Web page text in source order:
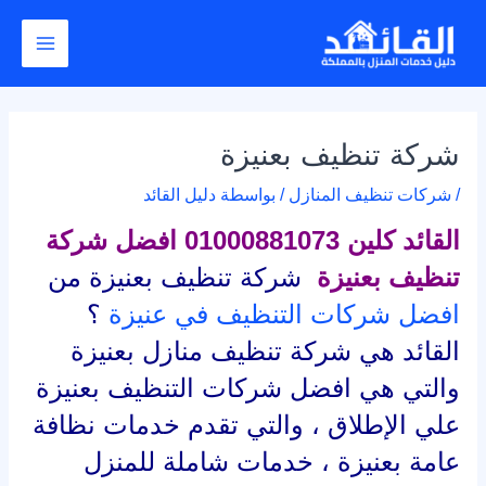
المحتوى
Main
شركة تنظيف بعنيزة
/ شركات تنظيف المنازل / بواسطة دليل القائد
القائد كلين 01000881073 افضل شركة
تنظيف بعنيزة شركة تنظيف بعنيزة من
افضل شركات التنظيف في عنيزة ؟
القائد هي شركة تنظيف منازل بعنيزة
والتي هي افضل شركات التنظيف بعنيزة
علي الإطلاق ، والتي تقدم خدمات نظافة
عامة بعنيزة ، خدمات شاملة للمنزل
navigation